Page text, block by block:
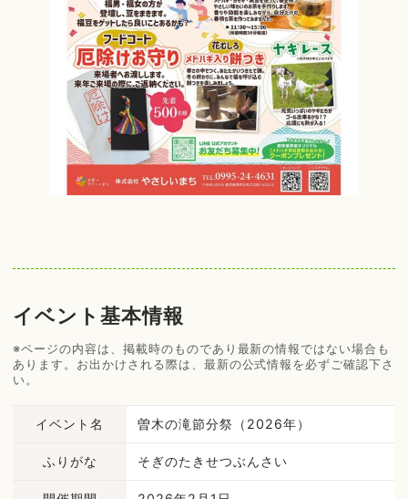
イベント基本情報
※ページの内容は、掲載時のものであり最新の情報ではない場合も
あります。お出かけされる際は、最新の公式情報を必ずご確認下さ
い。
イベント名 曽木の滝節分祭（2026年）
ふりがな そぎのたきせつぶんさい